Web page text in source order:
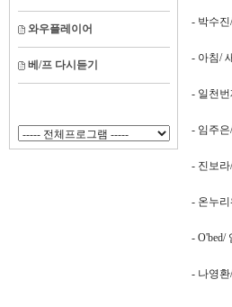
와우플레이어
베/프 다시듣기
- 박수진
- 아침/
- 일천
- 임주은
- 진보라
- 온누리
- O'bed/
- 나영